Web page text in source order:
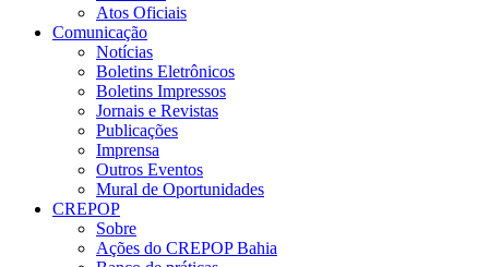
Atos Oficiais
Comunicação
Notícias
Boletins Eletrônicos
Boletins Impressos
Jornais e Revistas
Publicações
Imprensa
Outros Eventos
Mural de Oportunidades
CREPOP
Sobre
Ações do CREPOP Bahia